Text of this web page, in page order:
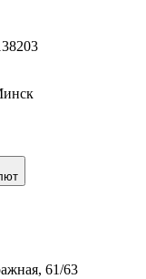
61/63